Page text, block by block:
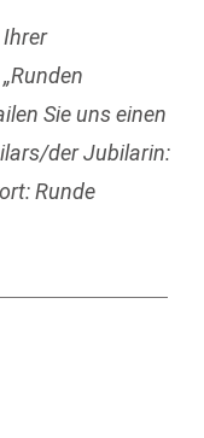
Sie uns einen
der Jubilarin:
Runde